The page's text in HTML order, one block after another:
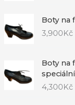
Boty na
3,900Kč
Boty na
4,300Kč